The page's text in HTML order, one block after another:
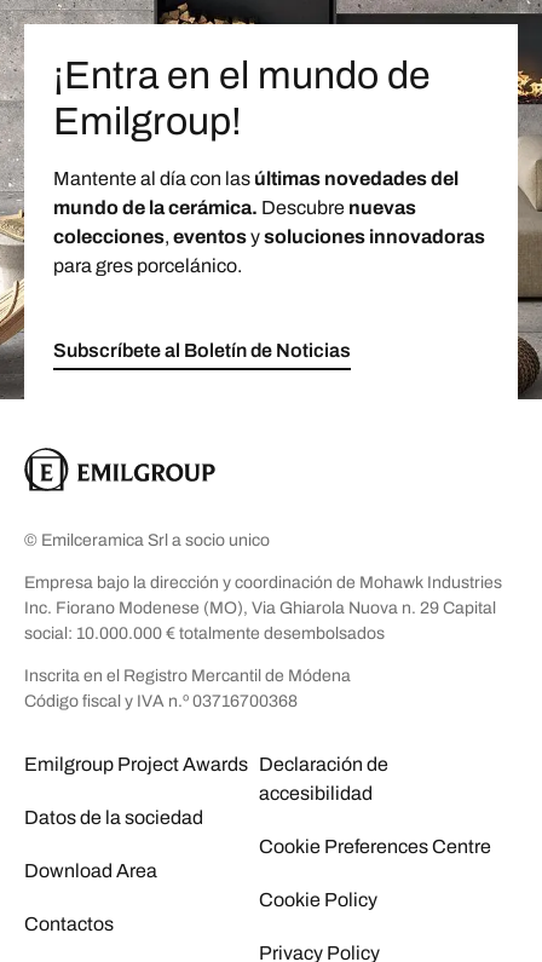
¡Entra en el mundo de
Emilgroup!
Mantente al día con las últimas novedades del
mundo de la cerámica. Descubre nuevas
colecciones, eventosysoluciones innovadoras
para gres porcelánico.
Subscríbete al Boletín de Noticias
© Emilceramica Srl a socio unico
Empresa bajo la dirección y coordinación de Mohawk Industries
Inc. Fiorano Modenese (MO), Via Ghiarola Nuova n. 29 Capital
social: 10.000.000 € totalmente desembolsados
Inscrita en el Registro Mercantil de Módena
Código fiscal y IVA n.º 03716700368
Emilgroup Project Awards
Datos de la sociedad
Download Area
Contactos
Declaración de
accesibilidad
Cookie Preferences Centre
Cookie Policy
Privacy Policy